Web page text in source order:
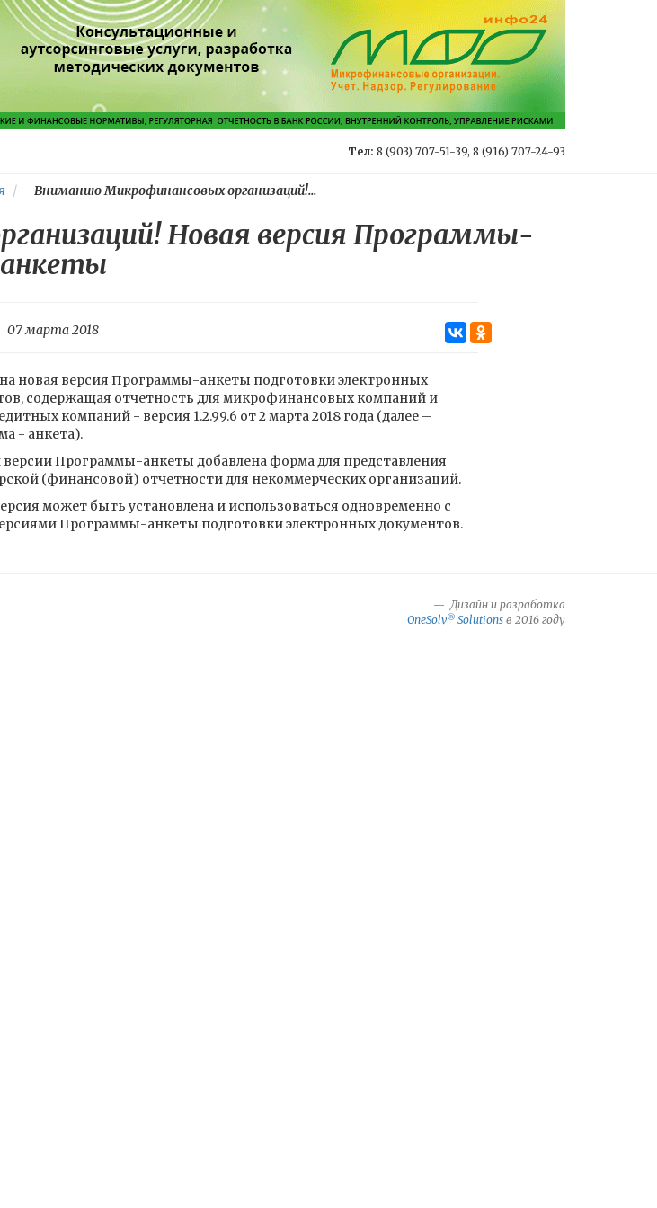
Тел: 8 (903) 707-51-39, 8 (916) 707-24-93
- Вниманию Микрофинансовых организаций!...-
Новая версия Программы-
анкеты
07 марта 2018
новая версия Программы-анкеты подготовки электронных
содержащая отчетность для микрофинансовых компаний и
компаний - версия 1.2.99.6 от 2 марта 2018 года (далее –
- анкета).
версии Программы-анкеты добавлена форма для представления
(финансовой) отчетности для некоммерческих организаций.
может быть установлена и использоваться одновременно с
Программы-анкеты подготовки электронных документов.
Дизайн и разработка
OneSolv® Solutions в 2016 году